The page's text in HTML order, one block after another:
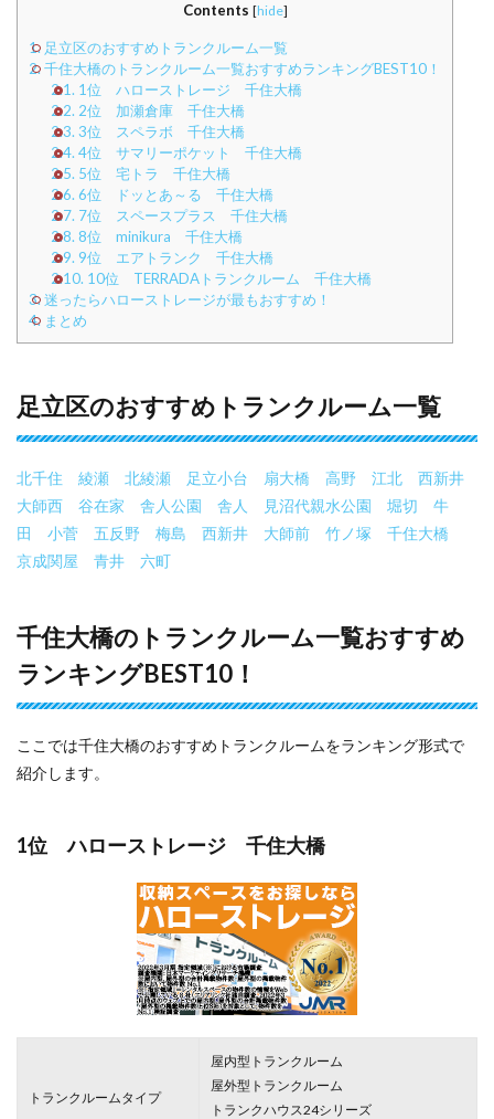
Contents [hide]
1. 足立区のおすすめトランクルーム一覧
2.千住大橋のトランクルーム一覧おすすめランキングBEST10！
2.1. 1位 ハローストレージ 千住大橋
2.2. 2位 加瀬倉庫 千住大橋
2.3. 3位 スペラボ 千住大橋
2.4. 4位 サマリーポケット 千住大橋
2.5. 5位 宅トラ 千住大橋
2.6. 6位 ドッとあ～る 千住大橋
2.7. 7位 スペースプラス 千住大橋
2.8. 8位 minikura 千住大橋
2.9. 9位 エアトランク 千住大橋
2.10. 10位 TERRADAトランクルーム 千住大橋
3.迷ったらハローストレージが最もおすすめ！
4. まとめ
足立区のおすすめトランクルーム一覧
北千住 綾瀬 北綾瀬 足立小台 扇大橋 高野 江北
西新井
大師西
谷在家 舎人公園 舎人 見沼代親水公園 堀切
牛
田
小菅 五反野 梅島 西新井 大師前 竹ノ塚
千住大橋
京成関屋
青井 六町
千住大橋のトランクルーム一覧おすすめ
ランキングBEST10！
ここでは千住大橋のおすすめトランクルームをランキング形式で
紹介します。
1位 ハローストレージ 千住大橋
トランクルームタイプ
屋内型トランクルーム
屋外型トランクルーム
トランクハウス24シリーズ